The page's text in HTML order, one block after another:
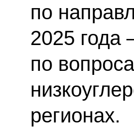
по
2025 года
по
регионах.